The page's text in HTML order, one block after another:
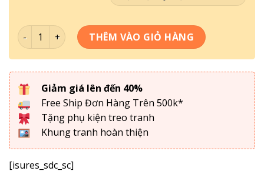
Bộ 3 Mã Đáo Thành Công MĐTC-073 số lượng
THÊM VÀO GIỎ HÀNG
Giảm giá lên đến 40%
Free Ship Đơn Hàng Trên 500k*
Tặng phụ kiện treo tranh
Khung tranh hoàn thiện
[isures_sdc_sc]